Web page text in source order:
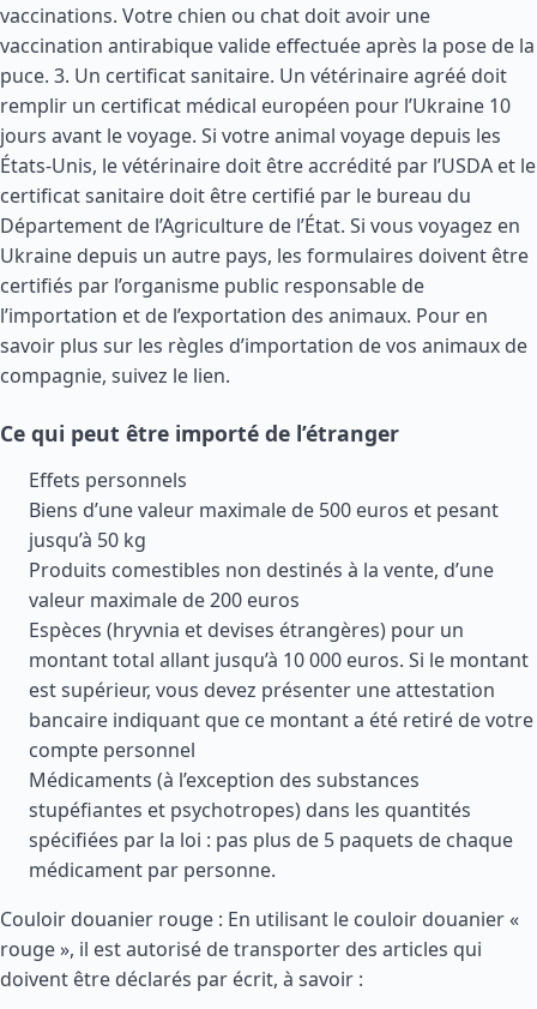
vaccinations. Votre chien ou chat doit avoir une
vaccination antirabique valide effectuée après la pose de la
puce. 3. Un certificat sanitaire. Un vétérinaire agréé doit
remplir un certificat médical européen pour l’Ukraine 10
jours avant le voyage. Si votre animal voyage depuis les
États-Unis, le vétérinaire doit être accrédité par l’USDA et le
certificat sanitaire doit être certifié par le bureau du
Département de l’Agriculture de l’État. Si vous voyagez en
Ukraine depuis un autre pays, les formulaires doivent être
certifiés par l’organisme public responsable de
l’importation et de l’exportation des animaux. Pour en
savoir plus sur les règles d’importation de vos animaux de
compagnie, suivez le lien.
Ce qui peut être importé de l’étranger
Effets personnels
Biens d’une valeur maximale de 500 euros et pesant
jusqu’à 50 kg
Produits comestibles non destinés à la vente, d’une
valeur maximale de 200 euros
Espèces (hryvnia et devises étrangères) pour un
montant total allant jusqu’à 10 000 euros. Si le montant
est supérieur, vous devez présenter une attestation
bancaire indiquant que ce montant a été retiré de votre
compte personnel
Médicaments (à l’exception des substances
stupéfiantes et psychotropes) dans les quantités
spécifiées par la loi : pas plus de 5 paquets de chaque
médicament par personne.
Couloir douanier rouge : En utilisant le couloir douanier «
rouge », il est autorisé de transporter des articles qui
doivent être déclarés par écrit, à savoir :